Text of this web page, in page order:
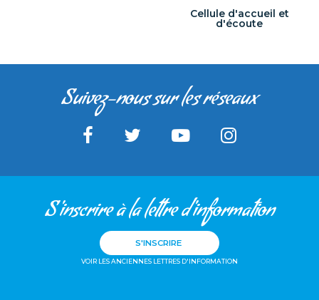
Cellule d'accueil et
d'écoute
Suivez-nous sur les réseaux
S'inscrire à la lettre d'information
S'INSCRIRE
VOIR LES ANCIENNES LETTRES D'INFORMATION